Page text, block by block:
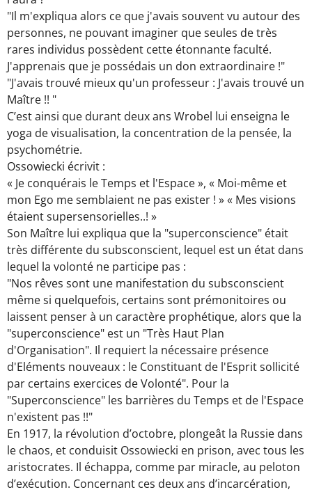
"Il m'expliqua alors ce que j'avais souvent vu autour des
personnes, ne pouvant imaginer que seules de très
rares individus possèdent cette étonnante faculté.
J'apprenais que je possédais un don extraordinaire !"
"J'avais trouvé mieux qu'un professeur : J'avais trouvé un
Maître !! "
C’est ainsi que durant deux ans Wrobel lui enseigna le
yoga de visualisation, la concentration de la pensée, la
psychométrie.
Ossowiecki écrivit :
« Je conquérais le Temps et l'Espace », « Moi-même et
mon Ego me semblaient ne pas exister ! » « Mes visions
étaient supersensorielles..! »
Son Maître lui expliqua que la "superconscience" était
très différente du subsconscient, lequel est un état dans
lequel la volonté ne participe pas :
"Nos rêves sont une manifestation du subsconscient
même si quelquefois, certains sont prémonitoires ou
laissent penser à un caractère prophétique, alors que la
"superconscience" est un "Très Haut Plan
d'Organisation". Il requiert la nécessaire présence
d'Eléments nouveaux : le Constituant de l'Esprit sollicité
par certains exercices de Volonté". Pour la
"Superconscience" les barrières du Temps et de l'Espace
n'existent pas !!"
En 1917, la révolution d’octobre, plongeât la Russie dans
le chaos, et conduisit Ossowiecki en prison, avec tous les
aristocrates. Il échappa, comme par miracle, au peloton
d’exécution. Concernant ces deux ans d’incarcération,